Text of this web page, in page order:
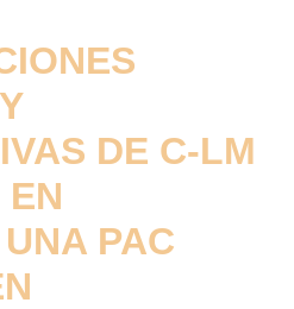
DE C-LM
PAC